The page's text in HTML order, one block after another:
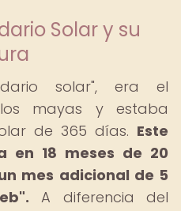
Solar y su
solar", era el
mayas y estaba
de 365 días. Este
en 18 meses de 20
mes adicional de 5
A diferencia del